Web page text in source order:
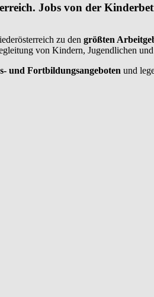
Jobs von der
zu den größten
von Kindern, Jugendlichen
und Fortbildungsangeboten und